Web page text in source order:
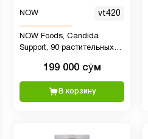
NOW vt420
NOW Foods, Candida
Support, 90 растительных
199 000 сӯм
В корзину